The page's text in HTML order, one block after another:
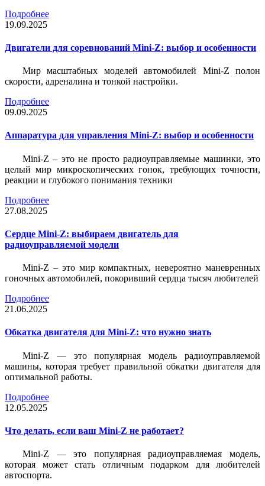
Подробнее
19.09.2025
Двигатели для соревнований Mini-Z: выбор и особенности
Мир масштабных моделей автомобилей Mini-Z полон
скорости, адреналина и тонкой настройки.
Подробнее
09.09.2025
Аппаратура для управления Mini-Z: выбор и особенности
Mini-Z – это не просто радиоуправляемые машинки, это
целый мир микроскопических гонок, требующих точности,
реакции и глубокого понимания техники
Подробнее
27.08.2025
Сердце Mini-Z: выбираем двигатель для
радиоуправляемой модели
Mini-Z – это мир компактных, невероятно маневренных
гоночных автомобилей, покоривший сердца тысяч любителей
Подробнее
21.06.2025
Обкатка двигателя для Mini-Z: что нужно знать
Mini-Z — это популярная модель радиоуправляемой
машины, которая требует правильной обкатки двигателя для
оптимальной работы.
Подробнее
12.05.2025
Что делать, если ваш Mini-Z не работает?
Mini-Z — это популярная радиоуправляемая модель,
которая может стать отличным подарком для любителей
автоспорта.